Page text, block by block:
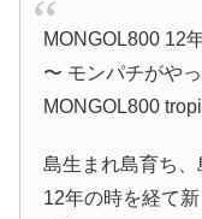
MONGOL800 12
〜 モンパチがや
MONGOL800
島生まれ島育ち
12年の時を経て